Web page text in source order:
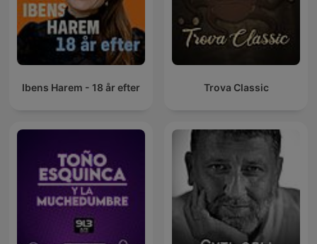
Ibens Harem - 18 år efter Trova Classic